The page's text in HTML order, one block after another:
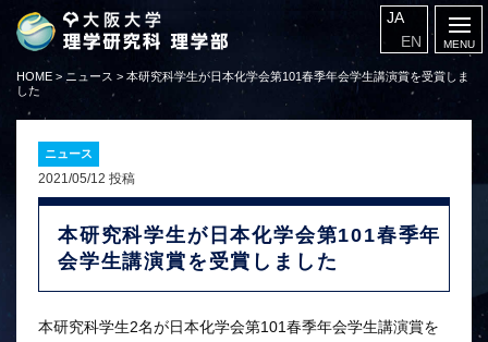
JA
EN
HOME > ニュース > 本研究科学生が日本化学会第101春季年会学生講演賞を受賞しま
した
ニュース
2021/05/12 投稿
本研究科学生が日本化学会第101春季年
会学生講演賞を受賞しました
本研究科学生2名が日本化学会第101春季年会学生講演賞を